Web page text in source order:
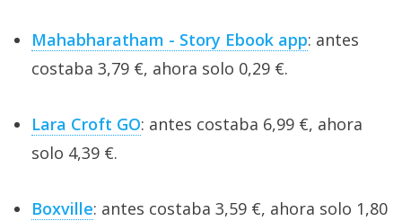
Mahabharatham - Story Ebook app: antes
costaba 3,79 €, ahora solo 0,29 €.
Lara Croft GO: antes costaba 6,99 €, ahora
solo 4,39 €.
Boxville: antes costaba 3,59 €, ahora solo 1,80